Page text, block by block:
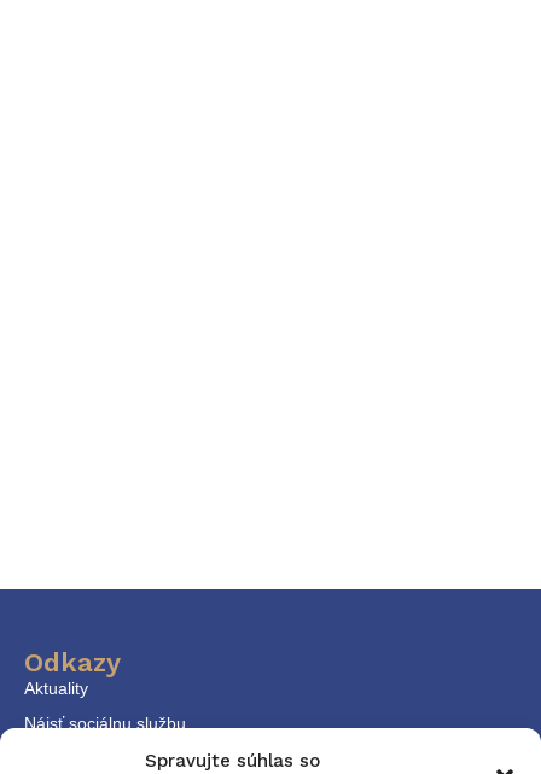
Spravujte súhlas so
Odkazy
Aktuality
Nájsť sociálnu službu